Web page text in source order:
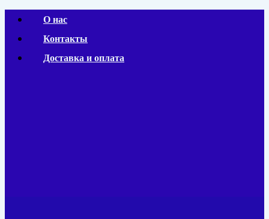
Перейти
содержимому
О нас
Контакты
Доставка и оплата